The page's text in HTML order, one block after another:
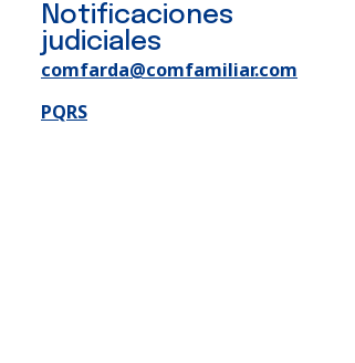
Notificaciones
judiciales
comfarda@comfamiliar.com
PQRS